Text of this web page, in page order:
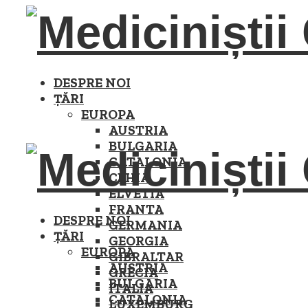
DESPRE NOI
ȚĂRI
EUROPA
AUSTRIA
BULGARIA
CATALONIA
CEHIA
ELVETIA
FRANTA
GERMANIA
GEORGIA
GIBRALTAR
GRECIA
ITALIA
LUXEMBURG
DESPRE NOI
ȚĂRI
EUROPA
AUSTRIA
BULGARIA
CATALONIA